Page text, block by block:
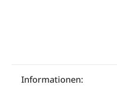
Informationen: